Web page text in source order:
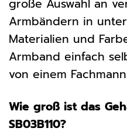
große Auswahl an
Armbändern in
Materialien und
Armband einfach
von einem
Wie groß ist das
SB03B110?